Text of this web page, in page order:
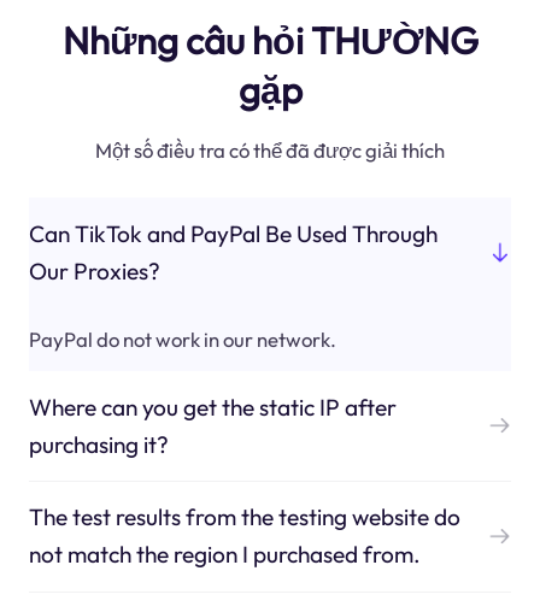
Những câu hỏi THƯỜNG
gặp
Một số điều tra có thể đã được giải thích
Can TikTok and PayPal Be Used Through
Our Proxies?
PayPal do not work in our network.
Where can you get the static IP after
purchasing it?
The test results from the testing website do
not match the region I purchased from.